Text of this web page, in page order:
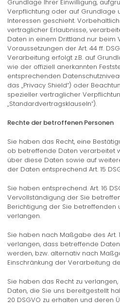
Grundlage Ihrer Einwilligung,
Verpflichtung oder auf Grundlage
Interessen geschieht.
vertraglicher Erlaubnisse,
Daten in einem Drittland nur
Voraussetzungen der Art. 44 ff.
Verarbeitung erfolgt z.B. auf
wie der offiziell anerkannten
entsprechenden
das „Privacy Shield“) oder
spezieller vertraglicher
„Standardvertragsklauseln“).
Rechte der betroffenen Personen
Sie haben das Recht, eine
ob betreffende Daten verarbeitet
über diese Daten sowie auf
der Daten entsprechend Art. 15
Sie haben entsprechend. Art. 16
Vervollständigung der Sie
Berichtigung der Sie betreffenden
verlangen.
Sie haben nach Maßgabe des Art.
verlangen, dass betreffende
werden, bzw. alternativ nach
Einschränkung der Verarbeitung
Sie haben das Recht zu
Daten, die Sie uns bereitgestellt
20 DSGVO zu erhalten und deren